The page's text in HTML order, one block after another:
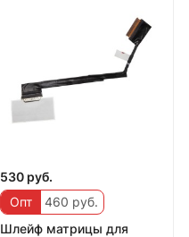
530 руб.
Опт
460 руб.
Шлейф матрицы для